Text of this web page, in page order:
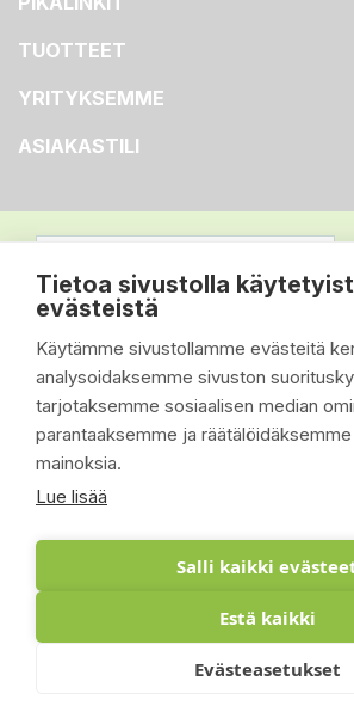
Tietoa sivustolla
evästeistä
Käytämme sivustollamme evästeitä
analysoidaksemme sivuston
tarjotaksemme sosiaalisen median
parantaaksemme ja
mainoksia.
Lue lisää
Salli kaikki
Estä kaikki
Evästeasetukset
TUOTTEET
YRITYKSEMME
ASIAKASTILI
© 2026 - Suomen Siisti Piha Oy -